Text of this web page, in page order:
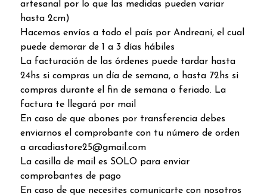
artesanal por lo que las medidas pueden variar
hasta 2cm)
Hacemos envíos a todo el país por Andreani, el cual
puede demorar de 1 a 3 días hábiles
La facturación de las órdenes puede tardar hasta
24hs si compras un día de semana, o hasta 72hs si
compras durante el fin de semana o feriado. La
factura te llegará por mail
En caso de que abones por transferencia debes
enviarnos el comprobante con tu número de orden
a arcadiastore25@gmail.com
La casilla de mail es SOLO para enviar
comprobantes de pago
En caso de que necesites comunicarte con nosotros